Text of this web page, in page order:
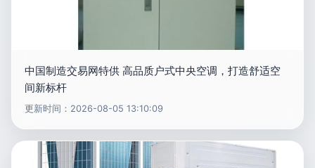
中国制造交易网特供 高品质户式中央空调，打造舒适空
间新标杆
更新时间：2026-08-05 13:10:09